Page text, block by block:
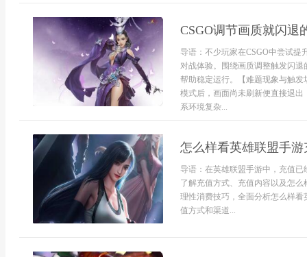
CSGO调节画质就闪退
导语：不少玩家在CSGO中尝试提
对战体验。围绕画质调整触发闪
帮助稳定运行。【难题现象与触
模式后，画面尚未刷新便直接退
系环境复杂...
怎么样看英雄联盟手游
导语：在英雄联盟手游中，充值
了解充值方式、充值内容以及怎
理性消费技巧，全面分析怎么样
值方式和渠道...